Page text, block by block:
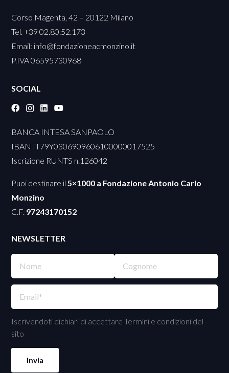
Corso Magenta, 42 – 20122 Milano
Tel. +39 02.80.52.173
Email: info@fondazioneacmonzino.it
P.IVA 06595730968
SOCIAL
BANCA INTESA SANPAOLO
IBAN IT79Y0306909606100000017525
Iscrizione RUNTS n.126042
Puoi destinare il5×1000 a Fondazione Antonio Carlo
Monzino
C.F. 97243170152
NEWSLETTER
Iscrivendoti dichiari di accettare Termini e condizioni del
sito